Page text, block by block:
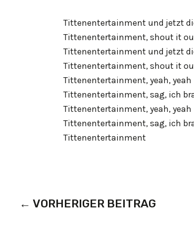
Tittenentertainment und jetzt
Tittenentertainment, shout it
Tittenentertainment und jetzt
Tittenentertainment, shout it
Tittenentertainment, yeah, yeah
Tittenentertainment, sag, ich
Tittenentertainment, yeah, yeah
Tittenentertainment, sag, ich
Tittenentertainment
← VORHERIGER BEITRAG